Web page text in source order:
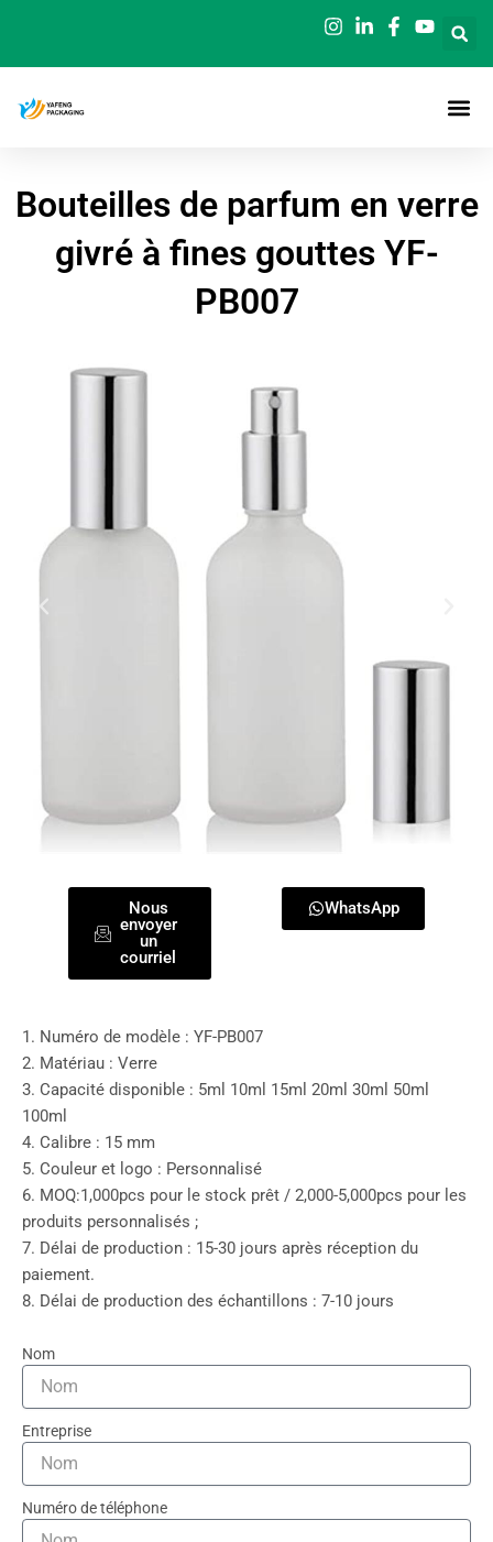
contenu
Bouteilles de parfum en verre
givré à fines gouttes YF-
PB007
Nous
envoyer
un
courriel
WhatsApp
1. Numéro de modèle : YF-PB007
2. Matériau : Verre
3. Capacité disponible : 5ml 10ml 15ml 20ml 30ml 50ml
100ml
4. Calibre : 15 mm
5. Couleur et logo : Personnalisé
6. MOQ:1,000pcs pour le stock prêt / 2,000-5,000pcs pour les
produits personnalisés ;
7. Délai de production : 15-30 jours après réception du
paiement.
8. Délai de production des échantillons : 7-10 jours
Nom
Entreprise
Numéro de téléphone